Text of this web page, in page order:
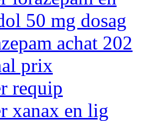
50 mg dosag
achat 202
prix
requip
xanax en lig